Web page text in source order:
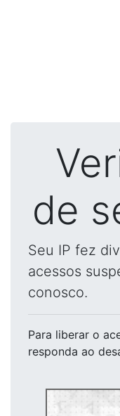
de
Seu IP fez
acessos
conosco.
Para liberar o
responda ao